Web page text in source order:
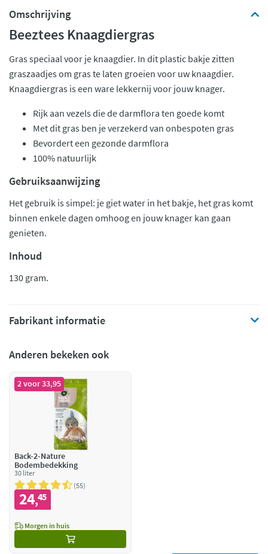
Omschrijving
Beeztees Knaagdiergras
Gras speciaal voor je knaagdier. In dit plastic bakje zitten
graszaadjes om gras te laten groeien voor uw knaagdier.
Knaagdiergras is een ware lekkernij voor jouw knager.
Rijk aan vezels die de darmflora ten goede komt
Met dit gras ben je verzekerd van onbespoten gras
Bevordert een gezonde darmflora
100% natuurlijk
Gebruiksaanwijzing
Het gebruik is simpel: je giet water in het bakje, het gras komt
binnen enkele dagen omhoog en jouw knager kan gaan
genieten.
Inhoud
130 gram.
Fabrikant informatie
Anderen bekeken ook
2 voor 33,95
Back-2-Nature
Bodembedekking
30 liter
55
24,45
Morgen in huis